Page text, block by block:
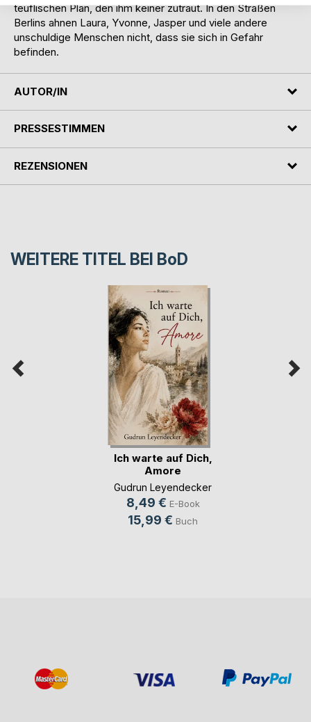
teuflischen Plan, den ihm keiner zutraut. In den Straßen
Berlins ahnen Laura, Yvonne, Jasper und viele andere
unschuldige Menschen nicht, dass sie sich in Gefahr
befinden.
AUTOR/IN
PRESSESTIMMEN
REZENSIONEN
WEITERE TITEL BEI BoD
Ich warte auf Dich,
Amore
Gudrun Leyendecker
8,49 € E-Book
15,99 € Buch